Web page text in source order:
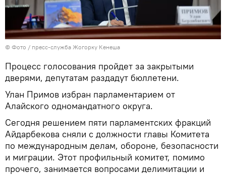
© Фото / пресс-служба Жогорку Кенеша
Процесс голосования пройдет за закрытыми
дверями, депутатам раздадут бюллетени.
Улан Примов избран парламентарием от
Алайского одномандатного округа.
Сегодня решением пяти парламентских фракций
Айдарбекова сняли с должности главы Комитета
по международным делам, обороне, безопасности
и миграции. Этот профильный комитет, помимо
прочего, занимается вопросами делимитации и